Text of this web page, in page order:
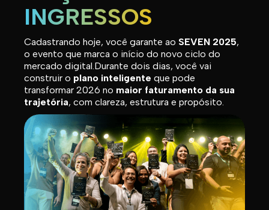
INGRESSOS
Cadastrando hoje, você garante ao SEVEN 2025,
o evento que marca o início do novo ciclo do
mercado digital.Durante dois dias, você vai
construir o plano inteligente que pode
transformar 2026 no maior faturamento da sua
trajetória, com clareza, estrutura e propósito.